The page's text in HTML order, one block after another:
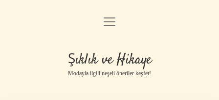
Gizlilik Politikası
Yasal Uyarı
menüyü
Şıklık ve Hikaye
Modayla ilgili neşeli öneriler keşfet!